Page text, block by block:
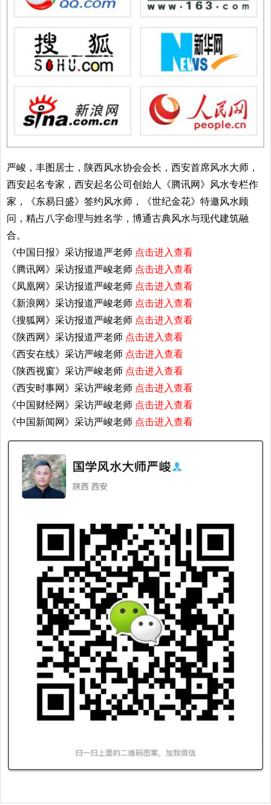
严峻，丰图居士，陕西风水协会会长，西安首席风水大师，
西安起名专家，西安起名公司创始人《腾讯网》风水专栏作
家，《东易日盛》签约风水师，《世纪金花》特邀风水顾
问，精占八字命理与姓名学，博通古典风水与现代建筑融
合。
《中国日报》采访报道严老师 点击进入查看
《腾讯网》采访报道严峻老师 点击进入查看
《凤凰网》采访报道严峻老师 点击进入查看
《新浪网》采访报道严峻老师 点击进入查看
《搜狐网》采访报道严峻老师 点击进入查看
《陕西网》采访报道严老师 点击进入查看
《西安在线》采访严峻老师 点击进入查看
《陕西视窗》采访严峻老师 点击进入查看
《西安时事网》采访严峻老师 点击进入查看
《中国财经网》采访严峻老师 点击进入查看
《中国新闻网》采访严峻老师 点击进入查看